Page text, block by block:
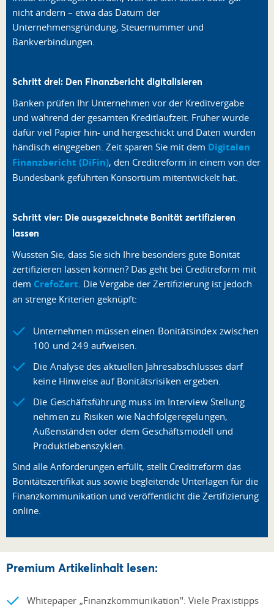
nicht ändern – etwa das Datum der
Unternehmensgründung, Steuernummer und
Bankverbindungen.
Schritt drei: Den Finanzbericht digitalisieren
Banken prüfen Ihr Unternehmen vor der Kreditvergabe
und während der gesamten Kreditlaufzeit. Früher wurde
dafür viel Papier hin- und hergeschickt und Daten wurden
händisch eingegeben. Zeit sparen Sie mit dem Digitalen
Finanzbericht (DiFin), den Creditreform in einem von der
Bundesbank geführten Konsortium mitentwickelt hat.
Schritt vier: Die ausgezeichnete Bonität zertifizieren
lassen
Wussten Sie, dass Sie sich Ihre besonders gute Bonität
zertifizieren lassen können? Das geht bei Creditreform mit
dem CrefoZert . Die Vergabe der Zertifizierung ist jedoch
an strenge Kriterien geknüpft:
Unternehmen müssen einen Bonitätsindex zwischen
100 und 249 aufweisen.
Die Analyse des aktuellen Jahresabschlusses darf
keine Hinweise auf Bonitätsrisiken ergeben.
Die Geschäftsführung muss im Interview Stellung
nehmen zu Risiken wie Nachfolgeregelungen,
Außenständen oder dem Geschäftsmodell und
Produktlebenszyklen.
Sind alle Anforderungen erfüllt, stellt Creditreform das
Bonitätszertifikat aus sowie begleitende Unterlagen für die
Finanzkommunikation und veröffentlicht die Zertifizierung
online.
Premium Artikelinhalt lesen:
Whitepaper „Finanzkommunikation": Viele Praxistipps